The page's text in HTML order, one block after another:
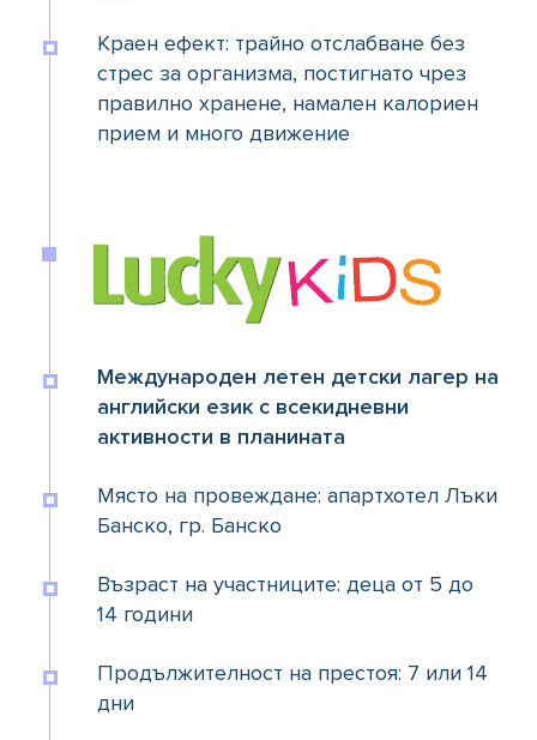
Краен ефект: трайно отслабване без
стрес за организма, постигнато чрез
правилно хранене, намален калориен
прием и много движение
Международен летен детски лагер на
английски език с всекидневни
активности в планината
Място на провеждане: апартхотел Лъки
Банско, гр. Банско
Възраст на участниците: деца от 5 до
14 години
Продължителност на престоя: 7 или 14
дни